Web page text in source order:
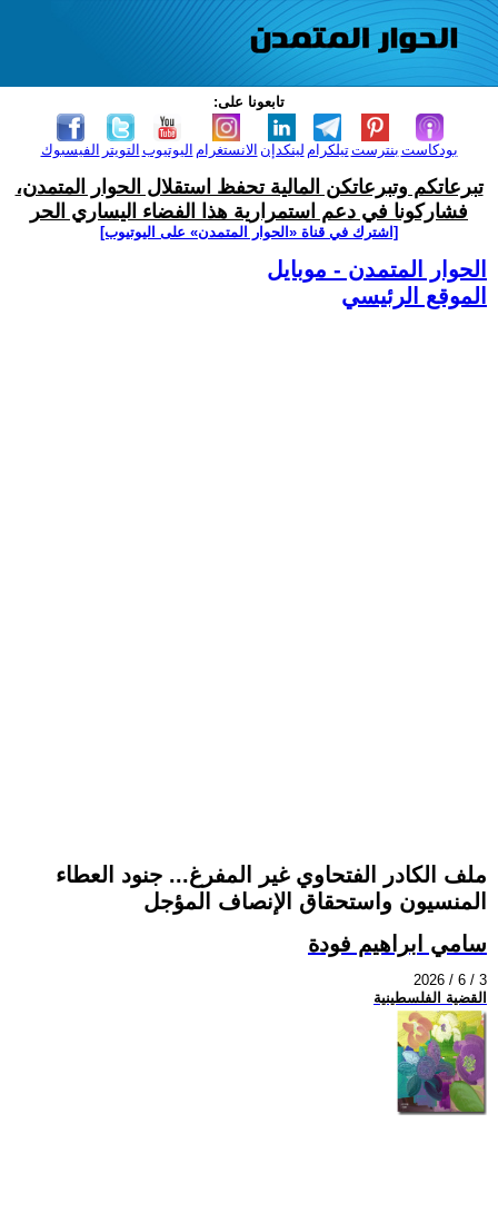
تابعونا على:
الفيسبوك التويتر اليوتيوب الانستغرام لينكدإن تيلكرامبنترست بودكاست
تبرعاتكم وتبرعاتكن المالية تحفظ استقلال الحوار المتمدن،
فشاركونا في دعم استمرارية هذا الفضاء اليساري الحر
[اشترك في قناة ‫«الحوار المتمدن» على اليوتيوب]
الحوار المتمدن - موبايل
الموقع الرئيسي
ملف الكادر الفتحاوي غير المفرغ... جنود العطاء
المنسيون واستحقاق الإنصاف المؤجل
سامي ابراهيم فودة
2026 / 6 / 3
القضية الفلسطينية